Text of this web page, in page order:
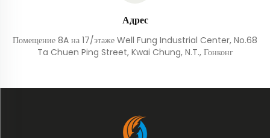
Адрес
Помещение 8A на 17/этаже Well Fung Industrial Center, No.68
Ta Chuen Ping Street, Kwai Chung, N.T., Гонконг